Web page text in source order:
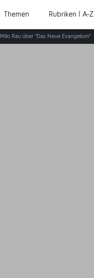
Themen Rubriken | A-Z
Milo Rau über "Das Neue Evangelium"